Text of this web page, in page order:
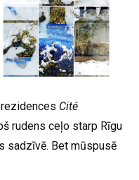
Cité
rudens ceļo starp Rīgu
sadzīvē. Bet mūspusē